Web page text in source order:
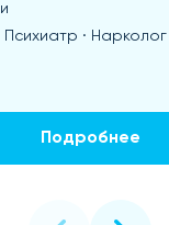
Психиатр · Нарколог
Подробнее